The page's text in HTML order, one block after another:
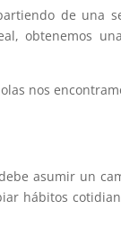
de una
obtenemos
nos
asumir un
hábitos